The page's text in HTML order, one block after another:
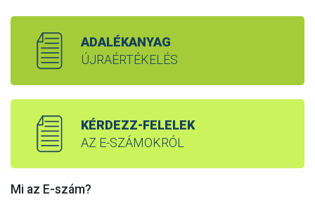
ADALÉKANYAG
ÚJRAÉRTÉKELÉS
KÉRDEZZ-FELELEK
AZ E-SZÁMOKRÓL
Mi az E-szám?